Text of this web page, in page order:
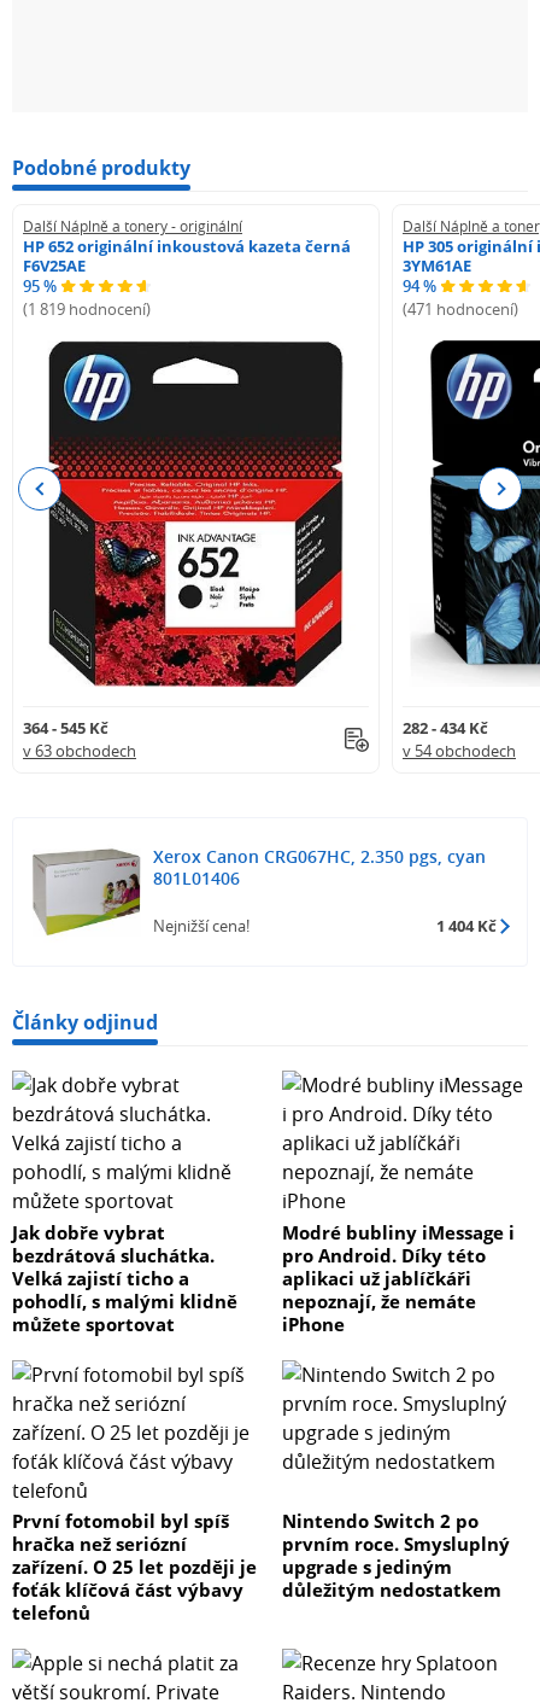
Podobné produkty
Další Náplně a tonery - originální
HP 652 originální inkoustová kazeta černá
F6V25AE
95 %
(1 819 hodnocení)
364 - 545 Kč
v 63 obchodech
Další Náplně a
HP 305
3YM61AE
94 %
(471 hodnocení)
282 - 434 Kč
v 54 obchodech
Previous Next
Xerox Canon CRG067HC, 2.350 pgs, cyan
801L01406
Nejnižší cena! 1 404 Kč
Články odjinud
Jak dobře vybrat
bezdrátová sluchátka.
Velká zajistí ticho a
pohodlí, s malými klidně
můžete sportovat
Modré bubliny iMessage i
pro Android. Díky této
aplikaci už jablíčkáři
nepoznají, že nemáte
iPhone
První fotomobil byl spíš
hračka než seriózní
zařízení. O 25 let později je
foťák klíčová část výbavy
telefonů
Nintendo Switch 2 po
prvním roce. Smysluplný
upgrade s jediným
důležitým nedostatkem